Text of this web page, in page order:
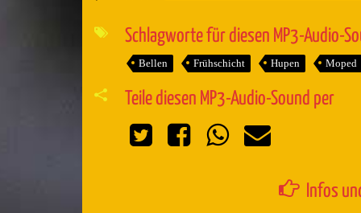
Audio-
Player
Schlagworte für diesen MP3-Audio-
Bellen Frühschicht Hupen Moped
Teile diesen MP3-Audio-Sound per
Infos